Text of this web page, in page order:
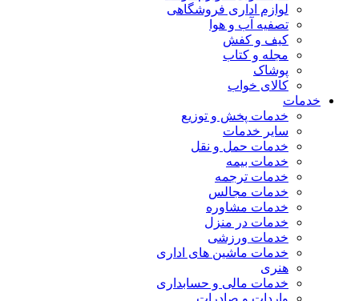
لوازم اداری فروشگاهی
تصفیه آب و هوا
کیف و کفش
مجله و کتاب
پوشاک
کالای خواب
خدمات
خدمات پخش و توزیع
سایر خدمات
خدمات حمل و نقل
خدمات بیمه
خدمات ترجمه
خدمات مجالس
خدمات مشاوره
خدمات در منزل
خدمات ورزشی
خدمات ماشین های اداری
هنری
خدمات مالی و حسابداری